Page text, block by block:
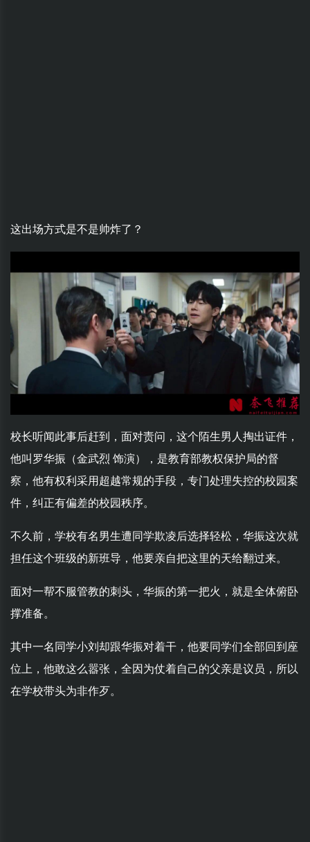
这出场方式是不是帅炸了？
校长听闻此事后赶到，面对责问，这个陌生男人掏出证件，
他叫罗华振（金武烈 饰演），是教育部教权保护局的督
察，他有权利采用超越常规的手段，专门处理失控的校园案
件，纠正有偏差的校园秩序。
不久前，学校有名男生遭同学欺凌后选择轻松，华振这次就
担任这个班级的新班导，他要亲自把这里的天给翻过来。
面对一帮不服管教的刺头，华振的第一把火，就是全体俯卧
撑准备。
其中一名同学小刘却跟华振对着干，他要同学们全部回到座
位上，他敢这么嚣张，全因为仗着自己的父亲是议员，所以
在学校带头为非作歹。